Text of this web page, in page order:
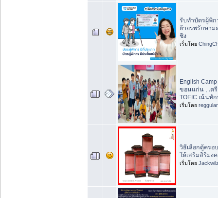
รับทำบัตรผู้พิก
ย้ายรพรักษาม
ชิง
เริ่มโดย
English
ขอนแก่น , เตรี
TOEIC.เน้นทั
เริ่มโดย
วิธีเลือกตู้ครอ
ให้เสริมสิริมง
เริ่มโดย